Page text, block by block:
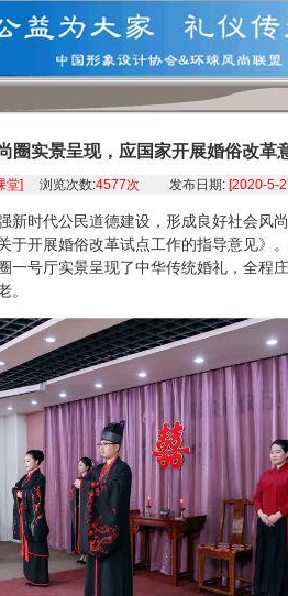
圈实景呈现，应国家开展婚俗改革
堂] 浏览次数:4577次 发布日期: [2020-5-
时代公民道德建设，形成良好社会风尚
于开展婚俗改革试点工作的指导意见》
一号厅实景呈现了中华传统婚礼，全程
。